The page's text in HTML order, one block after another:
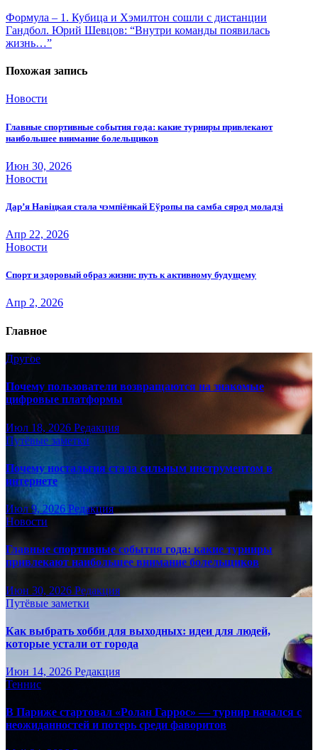
Навигация
по
Формула – 1. Кубица и Хэмилтон сошли с дистанции
Гандбол. Юрий Шевцов: “Внутри команды появилась
жизнь…”
Похожая запись
Новости
Главные спортивные события года: какие турниры привлекают
наибольшее внимание болельщиков
Июн 30, 2026
Новости
Дар’я Навіцкая стала чэмпіёнкай Еўропы па самба сярод моладзі
Апр 22, 2026
Новости
Спорт и здоровый образ жизни: путь к активному будущему
Апр 2, 2026
Главное
Другое
Почему пользователи возвращаются на знакомые
цифровые платформы
Июл 18, 2026 Редакция
Путёвые заметки
Почему ностальгия стала сильным инструментом в
интернете
Июл 9, 2026 Редакция
Новости
Главные спортивные события года: какие турниры
привлекают наибольшее внимание болельщиков
Июн 30, 2026 Редакция
Путёвые заметки
Как выбрать хобби для выходных: идеи для людей,
которые устали от города
Июн 14, 2026 Редакция
Теннис
В Париже стартовал «Ролан Гаррос» — турнир начался с
неожиданностей и потерь среди фаворитов